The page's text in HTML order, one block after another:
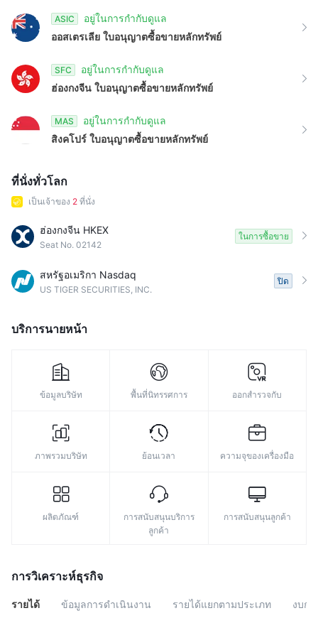
ASIC
อยู่ในการกำกับดูแล
ออสเตรเลีย ใบอนุญาตซื้อขายหลักทรัพย์
SFC
อยู่ในการกำกับดูแล
ฮ่องกงจีน ใบอนุญาตซื้อขายหลักทรัพย์
MAS
อยู่ในการกำกับดูแล
สิงคโปร์ ใบอนุญาตซื้อขายหลักทรัพย์
ที่นั่งทั่วโลก
เป็นเจ้าของ 2 ที่นั่ง
ฮ่องกงจีน HKEX
Seat No. 02142
ในการซื้อขาย
สหรัฐอเมริกา Nasdaq
US TIGER SECURITIES, INC.
ปิด
บริการนายหน้า
ข้อมูลบริษัท พื้นที่นิทรรศการ ออกสำรวจกับ
ภาพรวมบริษัท ย้อนเวลา ความจุของเครื่องมือ
ผลิตภัณฑ์
การสนับสนุนบริการ
ลูกค้า
การสนับสนุนลูกค้า
การวิเคราะห์ธุรกิจ
รายได้ ข้อมูลการดำเนินงาน รายได้แยกตามประเภท งบก